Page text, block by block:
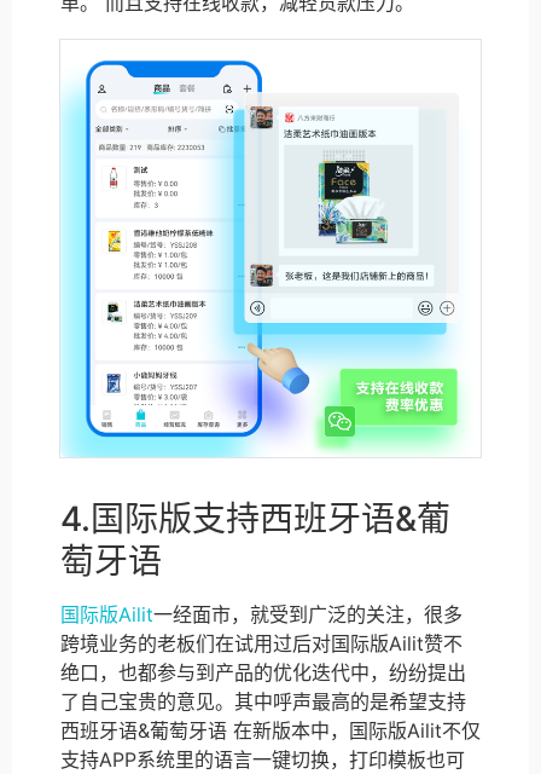
4.国际版支持西班牙语&葡
萄牙语
国际版Ailit一经面市，就受到广泛的关注，很多
跨境业务的老板们在试用过后对国际版Ailit赞不
绝口，也都参与到产品的优化迭代中，纷纷提出
了自己宝贵的意见。其中呼声最高的是希望支持
西班牙语&葡萄牙语 在新版本中，国际版Ailit不仅
支持APP系统里的语言一键切换，打印模板也可